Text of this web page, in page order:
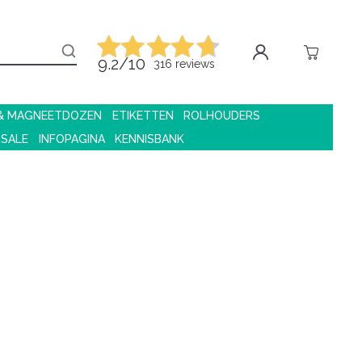
9.2/10 316 reviews
MAGNEETDOZEN ETIKETTEN
ROLHOUDERS
INFOPAGINA KENNISBANK